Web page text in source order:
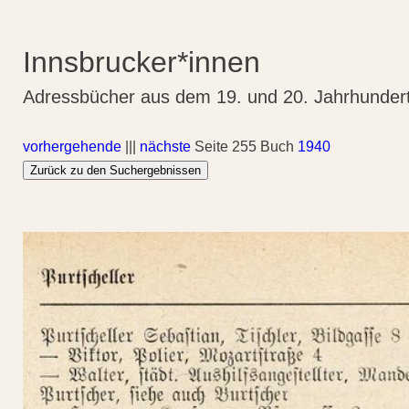
Innsbrucker*innen
Adressbücher aus dem 19. und 20.
vorhergehende nächste Seite 255 Buch 1940
Zurück zu den Suchergebnissen